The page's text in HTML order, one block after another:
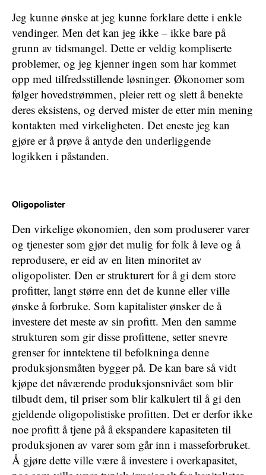
Jeg kunne ønske at jeg kunne forklare dette i enkle
vendinger. Men det kan jeg ikke – ikke bare på
grunn av tidsmangel. Dette er veldig kompliserte
problemer, og jeg kjenner ingen som har kommet
opp med tilfredsstillende løsninger. Økonomer som
følger hovedstrømmen, pleier rett og slett å benekte
deres eksistens, og derved mister de etter min mening
kontakten med virkeligheten. Det eneste jeg kan
gjøre er å prøve å antyde den underliggende
logikken i påstanden.
Oligopolister
Den virkelige økonomien, den som produserer varer
og tjenester som gjør det mulig for folk å leve og å
reprodusere, er eid av en liten minoritet av
oligopolister. Den er strukturert for å gi dem store
profitter, langt større enn det de kunne eller ville
ønske å forbruke. Som kapitalister ønsker de å
investere det meste av sin profitt. Men den samme
strukturen som gir disse profittene, setter snevre
grenser for inntektene til befolkninga denne
produksjonsmåten bygger på. De kan bare så vidt
kjøpe det nåværende produksjonsnivået som blir
tilbudt dem, til priser som blir kalkulert til å gi den
gjeldende oligopolistiske profitten. Det er derfor ikke
noe profitt å tjene på å ekspandere kapasiteten til
produksjonen av varer som går inn i masseforbruket.
Å gjøre dette ville være å investere i overkapasitet,